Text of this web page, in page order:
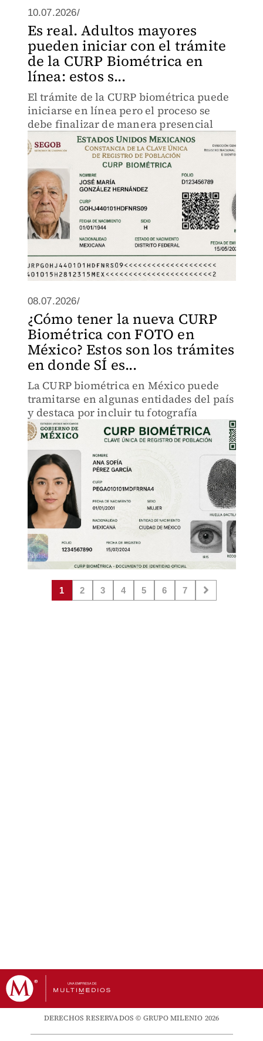
10.07.2026/
Es real. Adultos mayores
pueden iniciar con el trámite
de la CURP Biométrica en
línea: estos s...
El trámite de la CURP biométrica puede
iniciarse en línea pero el proceso se
debe finalizar de manera presencial
08.07.2026/
¿Cómo tener la nueva CURP
Biométrica con FOTO en
México? Estos son los trámites
en donde SÍ es...
La CURP biométrica en México puede
tramitarse en algunas entidades del país
y destaca por incluir tu fotografía
1 2 3 4 5 6 7
DERECHOS RESERVADOS © GRUPO MILENIO 2026